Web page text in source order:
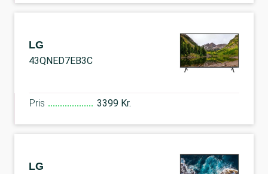
LG
43QNED7EB3C
Pris 3399 Kr.
LG